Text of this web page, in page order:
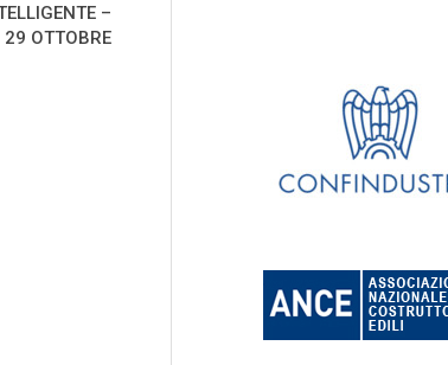
–
29 OTTOBRE